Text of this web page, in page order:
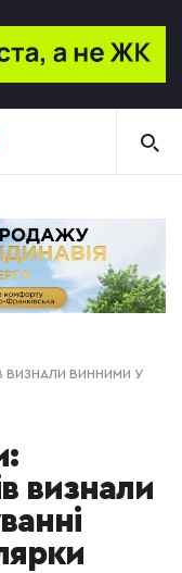
ВИЗНАЛИ ВИННИМИ У
визнали